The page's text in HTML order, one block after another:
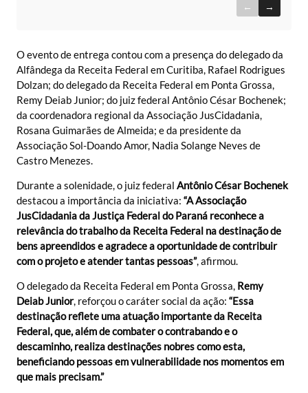
← →
O evento de entrega contou com a presença do delegado da
Alfândega da Receita Federal em Curitiba, Rafael Rodrigues
Dolzan; do delegado da Receita Federal em Ponta Grossa,
Remy Deiab Junior; do juiz federal Antônio César Bochenek;
da coordenadora regional da Associação JusCidadania,
Rosana Guimarães de Almeida; e da presidente da
Associação Sol-Doando Amor, Nadia Solange Neves de
Castro Menezes.
Durante a solenidade, o juiz federal Antônio César Bochenek
destacou a importância da iniciativa: “A Associação
JusCidadania da Justiça Federal do Paraná reconhece a
relevância do trabalho da Receita Federal na destinação de
bens apreendidos e agradece a oportunidade de contribuir
com o projeto e atender tantas pessoas”, afirmou.
O delegado da Receita Federal em Ponta Grossa, Remy
Deiab Junior, reforçou o caráter social da ação: “Essa
destinação reflete uma atuação importante da Receita
Federal, que, além de combater o contrabando e o
descaminho, realiza destinações nobres como esta,
beneficiando pessoas em vulnerabilidade nos momentos em
que mais precisam.”